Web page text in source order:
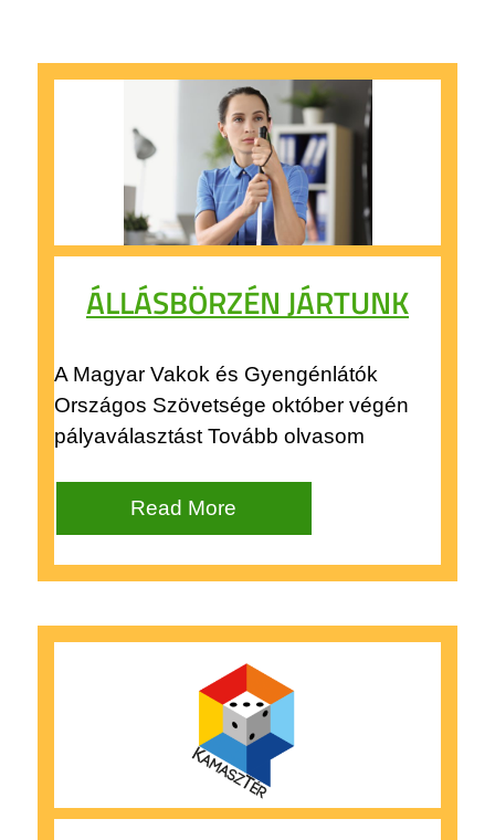
ÁLLÁSBÖRZÉN JÁRTUNK
A Magyar Vakok és Gyengénlátók
Országos Szövetsége október végén
pályaválasztást Tovább olvasom
Read More